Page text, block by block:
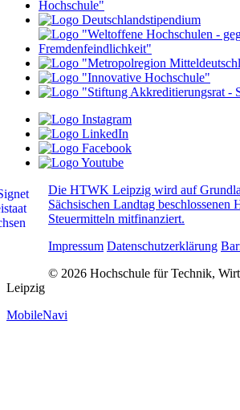
Die HTWK Leipzig wird auf
Sächsischen Landtag beschlossenen
Steuermitteln mitfinanziert.
Impressum Datenschutzerklärung
© 2026 Hochschule für Technik,
Leipzig
MobileNavi